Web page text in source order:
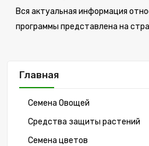
Главная
Семена Овощей
Средства защиты растений
Семена цветов
Вся актуальная информация
программы представлена на